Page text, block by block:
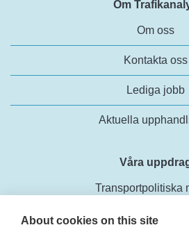
About cookies on this site
Om
Om oss
Kontakta oss
Lediga jobb
Aktuella
Våra
Transportpolitiska
Prognoser för